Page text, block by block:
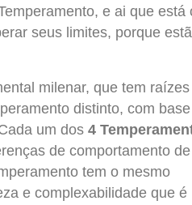
e ai que está
seus limites, porque
milenar, que tem raízes
distinto, com
um dos 4
de comportamento de
tem o mesmo
e complexabilidade que é